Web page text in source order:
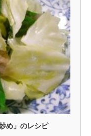
め」のレシピ